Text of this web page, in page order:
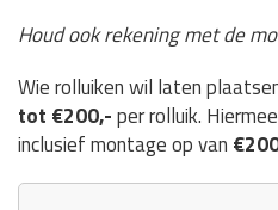
Houd ook rekening met de
Wie rolluiken wil laten
tot €200,-per rolluik.
inclusief montage op van